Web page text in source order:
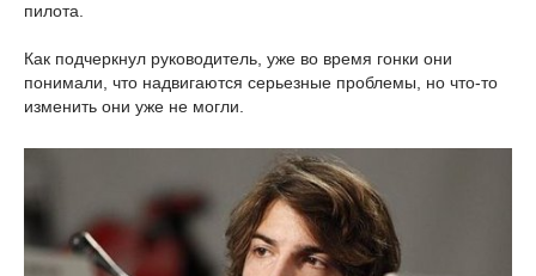
пилота.
Как подчеркнул руководитель, уже во время гонки они
понимали, что надвигаются серьезные проблемы, но что-то
изменить они уже не могли.